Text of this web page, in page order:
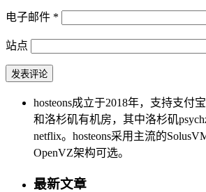
电子邮件 *
站点
hosteons成立于2018年，支持支付
和洛杉矶有机房，其中洛杉矶
netflix。hosteons采用主流的
OpenVZ架构可选。
最新文章